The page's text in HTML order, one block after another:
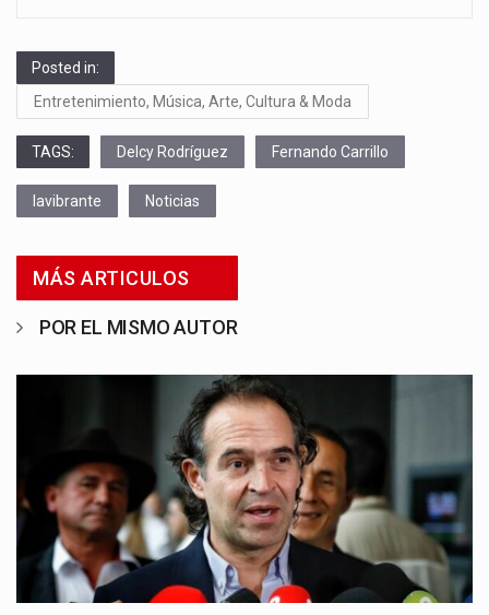
Posted in:
Entretenimiento, Música, Arte, Cultura & Moda
TAGS: Delcy Rodríguez Fernando Carrillo
lavibrante Noticias
MÁS ARTICULOS
POR EL MISMO AUTOR